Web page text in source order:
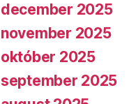
december 2025
november 2025
október 2025
september 2025